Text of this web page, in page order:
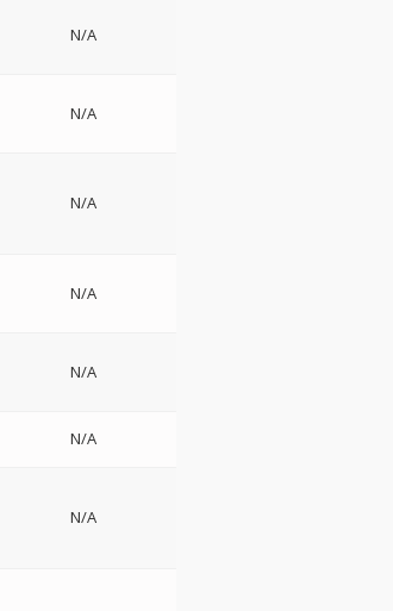
N/A
N/A
N/A
N/A
N/A
N/A
N/A